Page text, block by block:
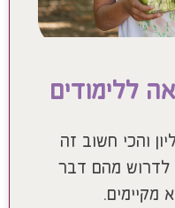
ללימודים
והכי חשוב זה
לדרוש מהם דבר
מקיימים.